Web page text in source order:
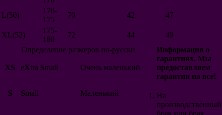
Катар
Сборные
Германия
Нидерланды
Португалия
L(50)
170-
175
70 42 47
XL(52)
175-
180
72 44
49
Определение размеров по-русски
XS eXtra Small Очень маленький
S Small Маленький
Информация о
гарантиях. Мы
предоставляем
гарантии на все!
На
производственный